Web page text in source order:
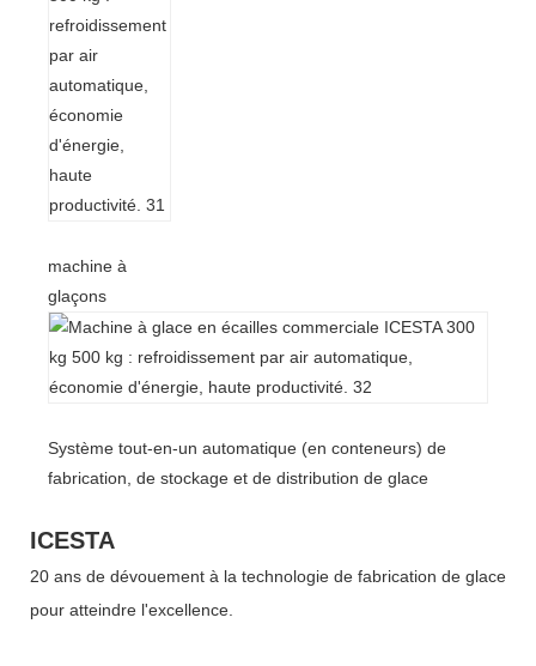
machine à
glaçons
Système tout-en-un automatique (en conteneurs) de
fabrication, de stockage et de distribution de glace
ICESTA
20 ans de dévouement à la technologie de fabrication de glace
pour atteindre l'excellence.